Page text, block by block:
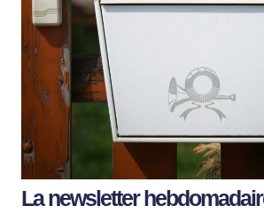
La newsletter